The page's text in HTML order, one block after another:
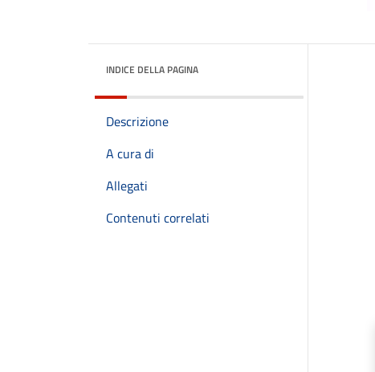
INDICE DELLA PAGINA
Descrizione
A cura di
Allegati
Contenuti correlati